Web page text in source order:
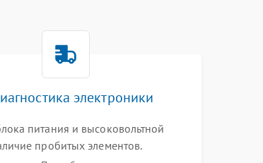
электроники
питания и высоковольтной
пробитых элементов.